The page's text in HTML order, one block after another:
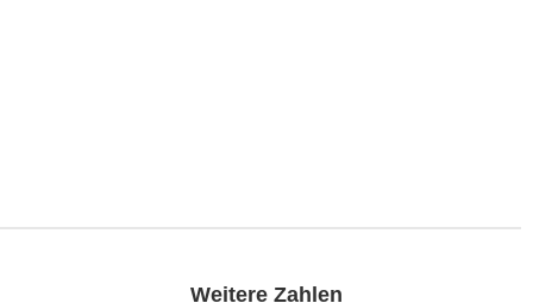
Weitere Zahlen